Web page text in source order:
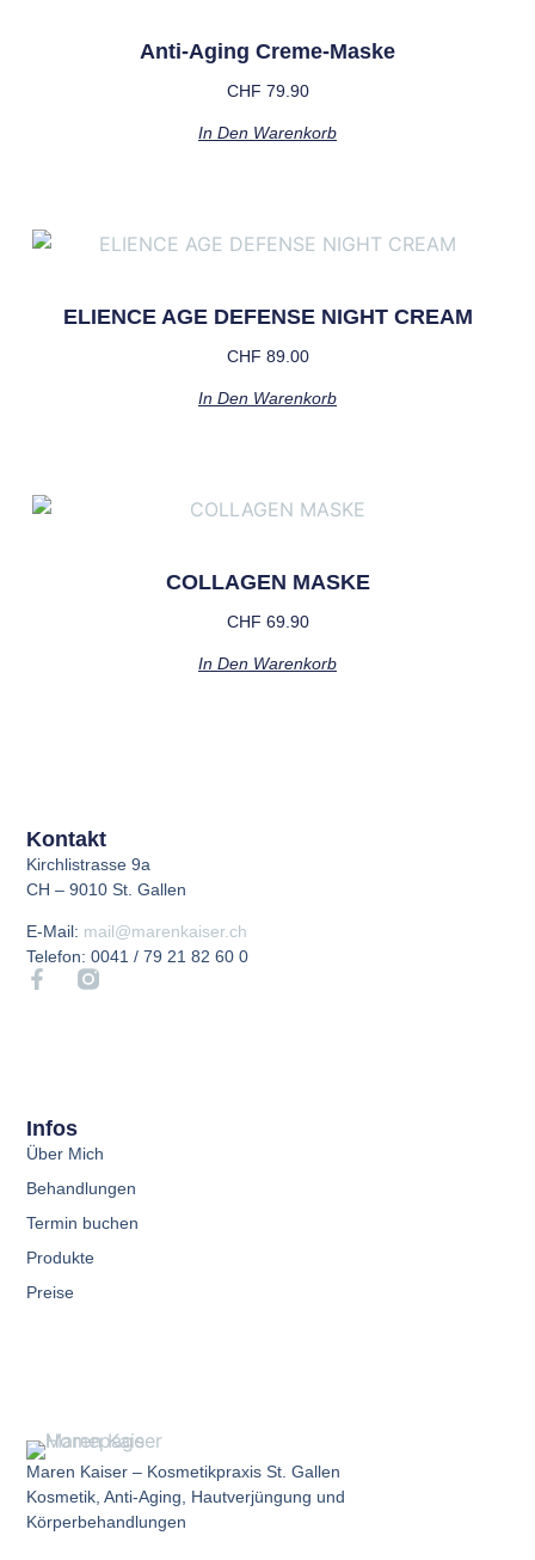
Anti-Aging Creme-Maske
CHF 79.90
In Den Warenkorb
ELIENCE AGE DEFENSE NIGHT CREAM
CHF 89.00
In Den Warenkorb
COLLAGEN MASKE
CHF 69.90
In Den Warenkorb
Maren Kaiser – Kosmetikpraxis St. Gallen
Kosmetik, Anti-Aging, Hautverjüngung und
Körperbehandlungen
Infos
Über Mich
Behandlungen
Termin buchen
Produkte
Preise
Kontakt
Kirchlistrasse 9a
CH – 9010 St. Gallen
E-Mail: mail@marenkaiser.ch
Telefon: 0041 / 79 21 82 60 0​